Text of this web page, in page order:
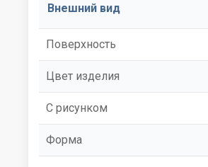
Внешний вид
Поверхность
Цвет изделия
С рисунком
Форма